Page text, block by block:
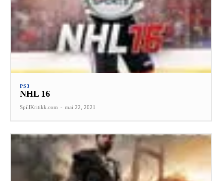
PS3
NHL 16
SpillKritikk.com - mai 22, 2021